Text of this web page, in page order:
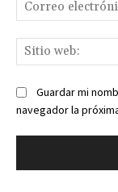
Guardar mi
navegador la